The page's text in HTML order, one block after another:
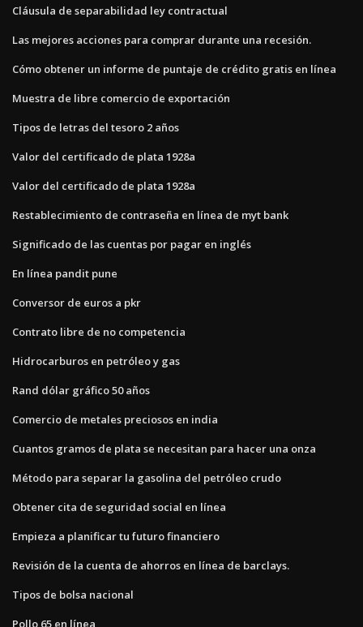
Cláusula de separabilidad ley contractual
Las mejores acciones para comprar durante una recesión.
Cómo obtener un informe de puntaje de crédito gratis en línea
Muestra de libre comercio de exportación
Tipos de letras del tesoro 2 años
Valor del certificado de plata 1928a
Valor del certificado de plata 1928a
Restablecimiento de contraseña en línea de myt bank
Significado de las cuentas por pagar en inglés
En línea pandit pune
Conversor de euros a pkr
Contrato libre de no competencia
Hidrocarburos en petróleo y gas
Rand dólar gráfico 50 años
Comercio de metales preciosos en india
Cuantos gramos de plata se necesitan para hacer una onza
Método para separar la gasolina del petróleo crudo
Obtener cita de seguridad social en línea
Empieza a planificar tu futuro financiero
Revisión de la cuenta de ahorros en línea de barclays.
Tipos de bolsa nacional
Pollo 65 en línea